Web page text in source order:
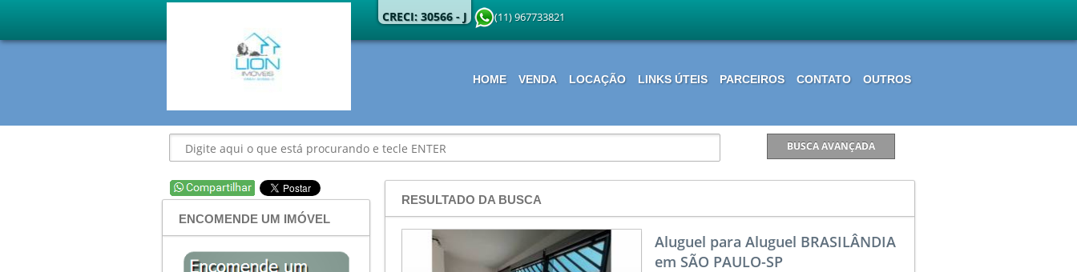
CRECI: 30566 - J (11) 967733821
HOME VENDA LOCAÇÃO LINKS ÚTEIS PARCEIROS CONTATO OUTROS
RESULTADO DA BUSCA
Aluguel para Aluguel BRASILÂNDIA
em SÃO PAULO-SP
ENCOMENDE UM IMÓVEL